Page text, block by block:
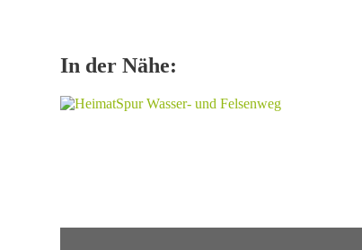
In der Nähe: